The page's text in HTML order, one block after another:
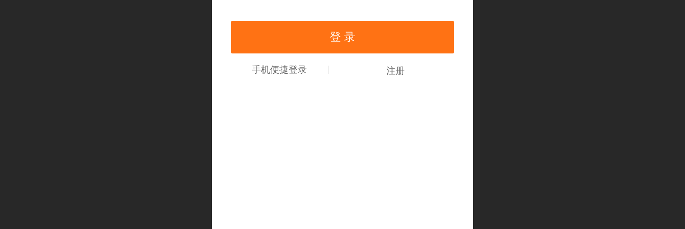
手机便捷登录 注册